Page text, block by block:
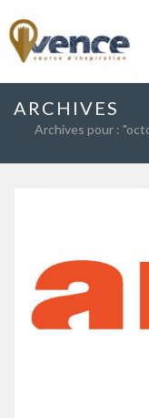
ARCHIVES
Archives pour :